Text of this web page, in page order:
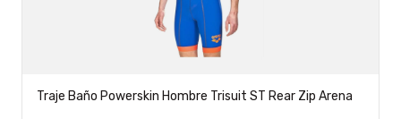
Traje Baño Powerskin Hombre Trisuit ST Rear Zip Arena